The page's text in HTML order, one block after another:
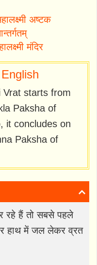
अष्टक
मंदिर
Vrat starts from
Paksha of
it concludes on
Paksha of
रहे हैं तो सबसे पहले
हाथ में जल लेकर व्रत